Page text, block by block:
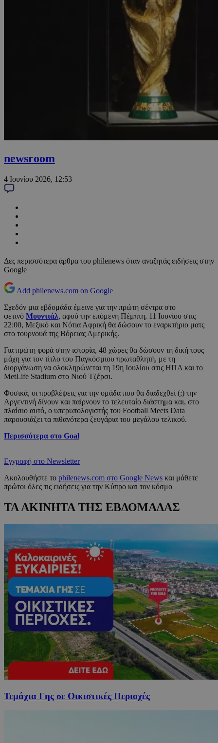
newsroom
4 Ιουνίου 2026, 12:53
Δες περισσότερα άρθρα του philenews όταν αναζητάς ειδήσεις στην
Google
Add philenews.com on Google
Σχεδόν μια εβδομάδα έμεινε για την πρώτη σέντρα στο
φετινό Μουντιάλ, αφού την επόμενη Πέμπτη, 11 Ιουνίου στις
22:00, Μεξικό και Νότια Αφρική θα δώσουν το εναρκτήριο ματς
στο τουρνουά της Βόρειας Αμερικής.
Για πρώτη φορά στην ιστορία, 48 χώρες θα δώσουν τη δική τους
μάχη για τον τίτλο του Παγκόσμιου πρωταθλητή, με τη
διοργάνωση να ολοκληρώνεται τη 19η Ιουλίου στις ΗΠΑ και το
MetLife Stadium στο Νιού Τζέρσι.
Φυσικά, οι προβλέψεις για την ομάδα που θα διαδεχθεί (;) την
Αργεντινή δίνουν και παίρνουν το τελευταίο διάστημα και, στο
πλαίσιο αυτό, ο υπερυπολογιστής του Football Meets Data
παρουσιάζει τα πιθανότερα ζευγάρια του μεγάλου τελικού.
Περισσότερα στο Goal
Εγγραφή στο Newsletter
Ακολουθήστε το philenews.com στο Google News και μάθετε
πρώτοι όλες τις ειδήσεις για την Κύπρο και τον κόσμο
ΤΑ ΑΚΙΝΗΤΑ ΤΗΣ ΕΒΔΟΜΑΔΑΣ
Τεμάχια Γης σε Οικιστικές Περιοχές